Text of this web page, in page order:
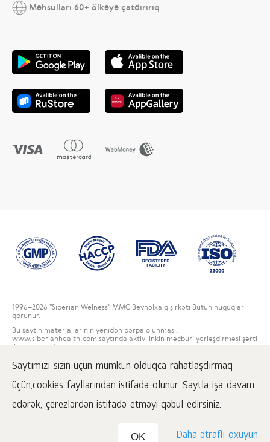
Saytımızı sizin üçün mümkün olduqca rahatlaşdırmaq
üçün,cookies fayllarından istifadə olunur. Saytla işə davam
edərək, çerezlərdən istifadə etməyi qəbul edirsiniz.
OK Daha ətraflı oxuyun
Məhsulları 60+ ölkəyə çatdırırıq
1996–2026 "Siberian Welness" MMC Beynəlxalq şirkəti Bütün hüquqlar
qorunur.
Bu saytın materiallarının yenidən bərpa olunması,
www.siberianhealth.com saytında aktiv linkin məcburi yerləşdirməsi şərti
ilə mümkündür.
İstifadəçi razılaşması
Məxfilik haqqında